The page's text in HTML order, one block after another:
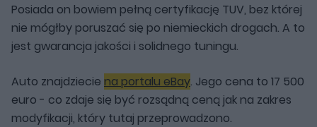
Posiada on bowiem pełną certyfikację TUV, bez której
nie mógłby poruszać się po niemieckich drogach. A to
jest gwarancja jakości i solidnego tuningu.
Auto znajdziecie na portalu eBay. Jego cena to 17 500
euro - co zdaje się być rozsądną ceną jak na zakres
modyfikacji, który tutaj przeprowadzono.